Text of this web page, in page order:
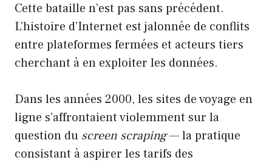
Cette bataille n’est pas sans précédent.
L’histoire d’Internet est jalonnée de conflits
entre plateformes fermées et acteurs tiers
cherchant à en exploiter les données.
Dans les années 2000, les sites de voyage en
ligne s’affrontaient violemment sur la
question du screen scraping— la pratique
consistant à aspirer les tarifs des